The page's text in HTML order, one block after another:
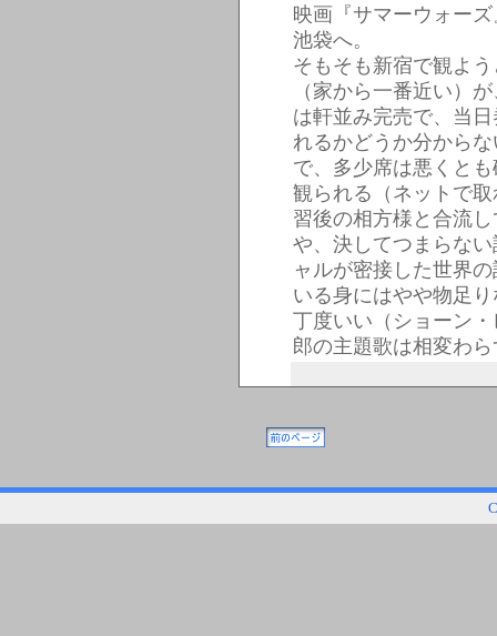
映画『サマーウォー
池袋へ。
そもそも新宿で観よ
（家から一番近い）
は軒並み完売で、当
れるかどうか分から
で、多少席は悪くと
観られる（ネットで
習後の相方様と合流
や、決してつまらな
ャルが密接した世界
いる身にはやや物足
丁度いい（ショーン
郎の主題歌は相変わ